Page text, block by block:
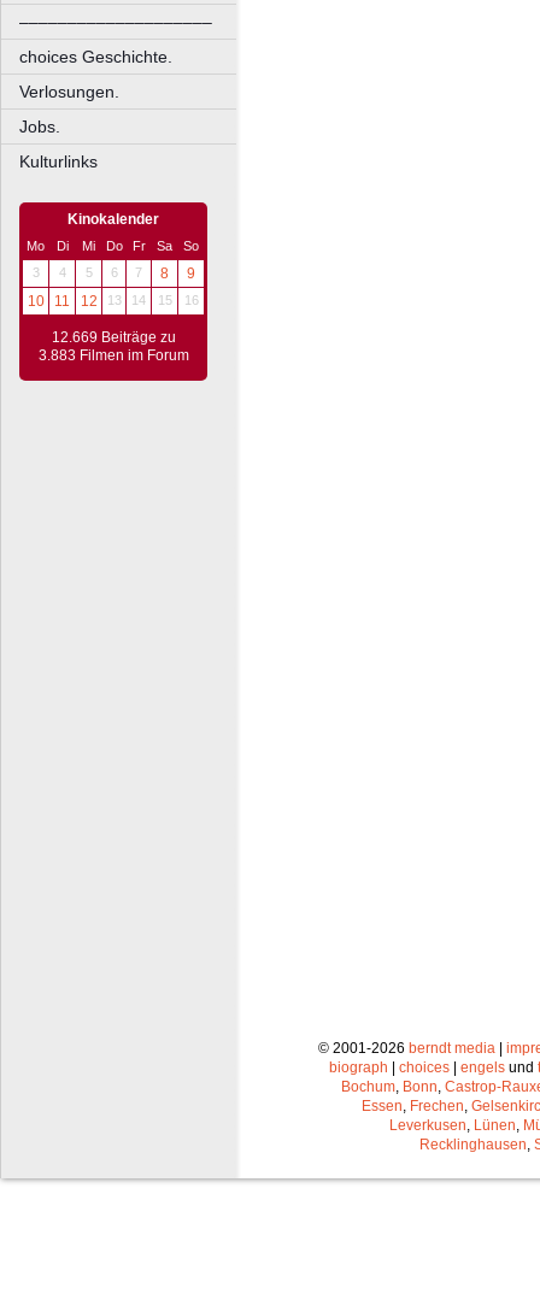
––––––––––––––––––––
choices Geschichte.
Verlosungen.
Jobs.
Kulturlinks
Kinokalender
Mo Di Mi Do Fr Sa
So
3
4 5 6 7 8
9
10
11 12 13 14 15 16
12.669 Beiträge zu
3.883 Filmen im Forum
© 2001-2026 berndt media |
biograph | choices | engels und
Bochum Bonn Castrop-
Essen Frechen
Leverkusen Lünen
Recklinghausen